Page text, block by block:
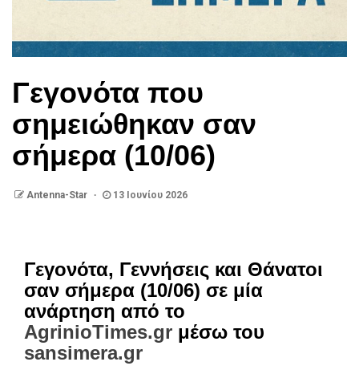
Γεγονότα που
σημειώθηκαν σαν
σήμερα (10/06)
Antenna-Star 13 Ιουνίου 2026
Γεγονότα, Γεννήσεις και Θάνατοι
σαν σήμερα (10/06) σε μία
ανάρτηση από το
AgrinioTimes.gr μέσω του
sansimera.gr